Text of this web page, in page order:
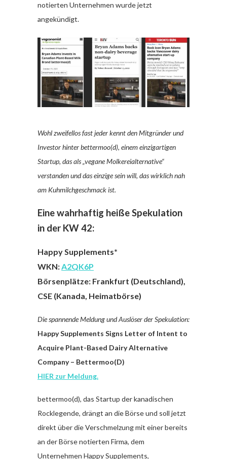
notierten Unternehmen wurde jetzt
angekündigt.
Wohl zweifellos fast jeder kennt den Mitgründer und
Investor hinter bettermoo(d), einem einzigartigen
Startup, das als „vegane Molkereialternative“
verstanden und das einzige sein will, das wirklich nah
am Kuhmilchgeschmack ist.
Eine wahrhaftig heiße Spekulation
in der KW 42:
Happy Supplements*
WKN: A2QK6P
Börsenplätze: Frankfurt (Deutschland),
CSE (Kanada, Heimatbörse)
Die spannende Meldung und Auslöser der Spekulation:
Happy Supplements Signs Letter of Intent to
Acquire Plant-Based Dairy Alternative
Company – Bettermoo(D)
HIER zur Meldung.
bettermoo(d), das Startup der kanadischen
Rocklegende, drängt an die Börse und soll jetzt
direkt über die Verschmelzung mit einer bereits
an der Börse notierten Firma, dem
Unternehmen Happy Supplements,